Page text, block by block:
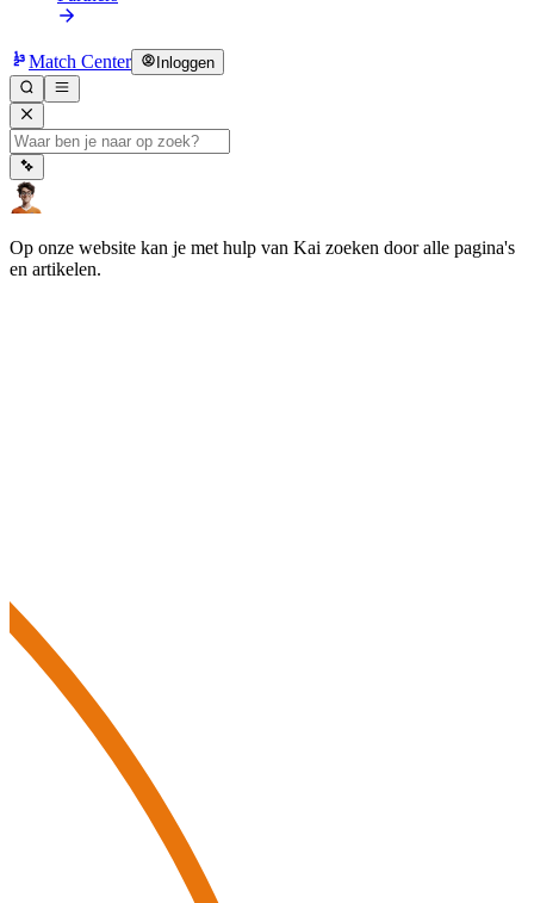
Match Center Inloggen
Op onze website kan je met hulp van Kai zoeken door alle pagina's
en artikelen.